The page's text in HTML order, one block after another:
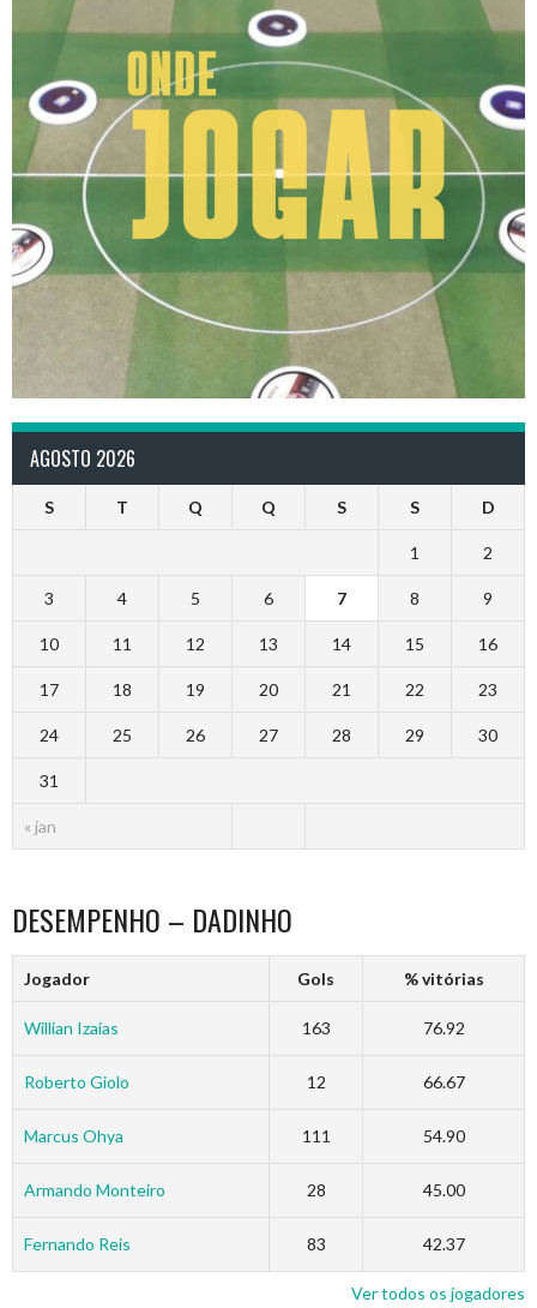
AGOSTO 2026
S T Q Q S S D
« jan
1 2
3 4 5 6 7 8 9
10 11 12 13 14 15 16
17 18 19 20 21 22 23
24 25 26 27 28 29 30
31
DESEMPENHO – DADINHO
Jogador Gols % vitórias
Willian Izaias 163 76.92
Roberto Giolo 12 66.67
Marcus Ohya 111 54.90
Armando Monteiro 28 45.00
Fernando Reis 83 42.37
Ver todos os jogadores